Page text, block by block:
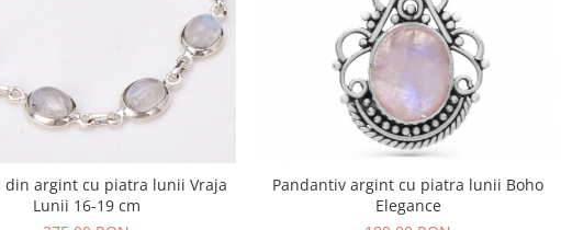
din argint cu piatra lunii Vraja
Lunii 16-19 cm
Pandantiv argint cu piatra lunii Boho
Elegance